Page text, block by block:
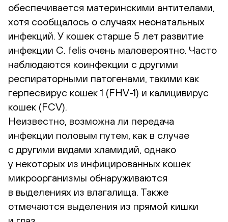
обеспечивается материнскими антителами,
хотя сообщалось о случаях неонатальных
инфекций. У кошек старше 5 лет развитие
инфекции C. felis очень маловероятно. Часто
наблюдаются коинфекции с другими
респираторными патогенами, такими как
герпесвирус кошек 1 (FHV-1) и калицивирус
кошек (FCV).
Неизвестно, возможна ли передача
инфекции половым путем, как в случае
с другими видами хламидий, однако
у некоторых из инфицированных кошек
микроорганизмы обнаруживаются
в выделениях из влагалища. Также
отмечаются выделения из прямой кишки